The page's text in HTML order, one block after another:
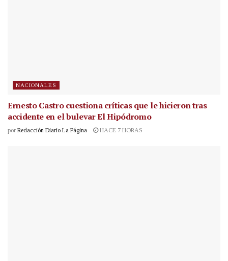
NACIONALES
Ernesto Castro cuestiona críticas que le hicieron tras
accidente en el bulevar El Hipódromo
por Redacción Diario La Página HACE 7 HORAS